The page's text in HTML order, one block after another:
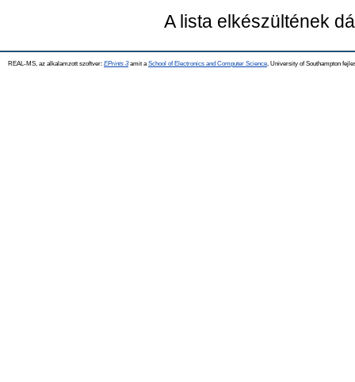
A lista elkészültének
REAL-MS, az alkalamzott szoftver: EPrints 3amit a School of Electronics and Computer Science , University of Southampton